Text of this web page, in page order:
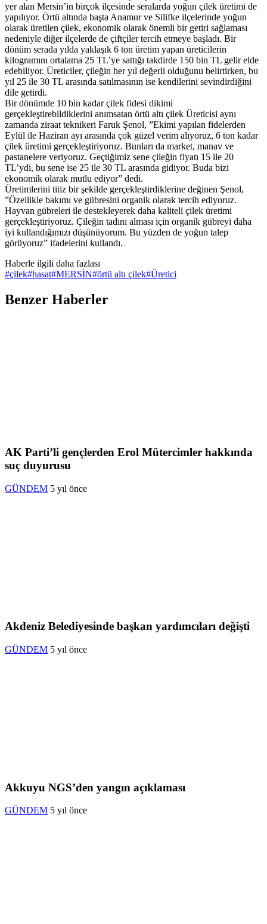
yer alan Mersin’in birçok ilçesinde seralarda yoğun çilek üretimi de
yapılıyor. Örtü altında başta Anamur ve Silifke ilçelerinde yoğun
olarak üretilen çilek, ekonomik olarak önemli bir getiri sağlaması
nedeniyle diğer ilçelerde de çiftçiler tercih etmeye başladı. Bir
dönüm serada yılda yaklaşık 6 ton üretim yapan üreticilerin
kilogramını ortalama 25 TL’ye sattığı takdirde 150 bin TL gelir elde
edebiliyor. Üreticiler, çileğin her yıl değerli olduğunu belirtirken, bu
yıl 25 ile 30 TL arasında satılmasının ise kendilerini sevindirdiğini
dile getirdi.
Bir dönümde 10 bin kadar çilek fidesi dikimi
gerçekleştirebildiklerini anımsatan örtü altı çilek Üreticisi aynı
zamanda ziraat teknikeri Faruk Şenol, ”Ekimi yapılan fidelerden
Eylül ile Haziran ayı arasında çok güzel verim alıyoruz, 6 ton kadar
çilek üretimi gerçekleştiriyoruz. Bunları da market, manav ve
pastanelere veriyoruz. Geçtiğimiz sene çileğin fiyatı 15 ile 20
TL’ydi, bu sene ise 25 ile 30 TL arasında gidiyor. Buda bizi
ekonomik olarak mutlu ediyor” dedi.
Üretimlerini titiz bir şekilde gerçekleştirdiklerine değinen Şenol,
”Özellikle bakımı ve gübresini organik olarak tercih ediyoruz.
Hayvan gübreleri ile destekleyerek daha kaliteli çilek üretimi
gerçekleştiriyoruz. Çileğin tadını alması için organik gübreyi daha
iyi kullandığımızı düşünüyorum. Bu yüzden de yoğun talep
görüyoruz” ifadelerini kullandı.
Haberle ilgili daha fazlası
#çilek#hasat#MERSİN#örtü altı çilek#Üretici
Benzer Haberler
AK Parti’li gençlerden Erol Mütercimler hakkında
suç duyurusu
GÜNDEM 5 yıl önce
Akdeniz Belediyesinde başkan yardımcıları değişti
GÜNDEM 5 yıl önce
Akkuyu NGS’den yangın açıklaması
GÜNDEM 5 yıl önce